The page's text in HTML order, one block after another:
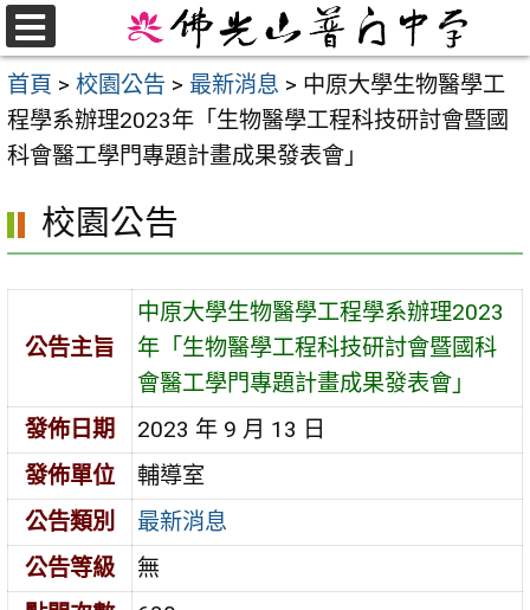
跳
至
主
要
內
首頁 > 校園公告 > 最新消息 > 中原大學生物醫學工
程學系辦理2023年「生物醫學工程科技研討會暨國
科會醫工學門專題計畫成果發表會」
校園公告
公告主旨
中原大學生物醫學工程學系辦理2023
年「生物醫學工程科技研討會暨國科
會醫工學門專題計畫成果發表會」
發佈日期
2023 年 9 月 13 日
發佈單位
輔導室
公告類別
最新消息
公告等級
無
選
單